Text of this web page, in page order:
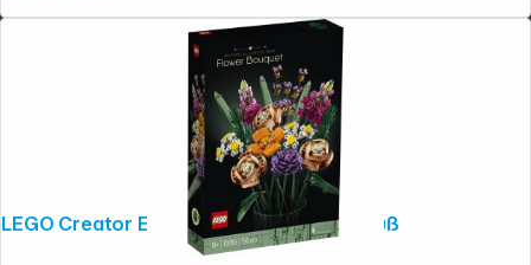
LEGO Creator Expert 10280 Blumenstrauß